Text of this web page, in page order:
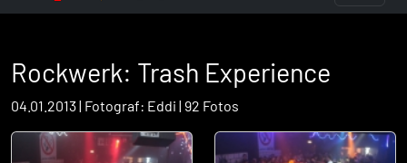
Rockwerk: Trash Experience
04.01.2013 | Fotograf: Eddi | 92 Fotos